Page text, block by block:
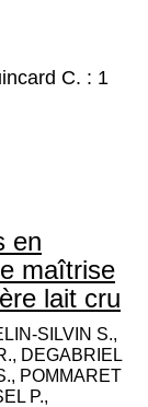
C. : 1
en
maîtrise
lait cru
SILVIN S.,
DEGABRIEL
POMMARET
P.,